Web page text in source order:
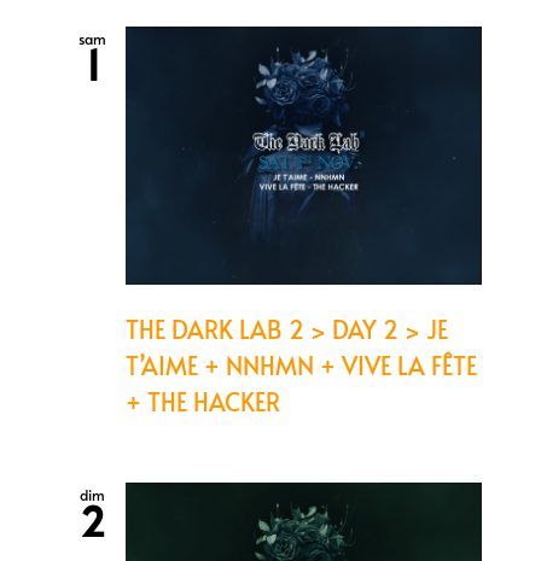
sam
1
THE DARK LAB 2 > DAY 2 > JE
T’AIME + NNHMN + VIVE LA FÊTE
+ THE HACKER
dim
2